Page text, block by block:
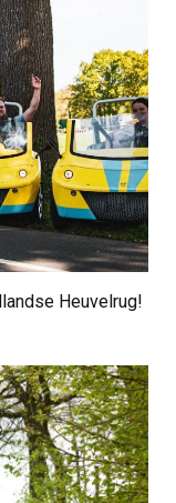
Heuvelrug!